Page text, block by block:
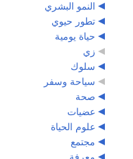
النمو البشري
تطور حيوي
حياة يومية
زي
سلوك
سياحة وسفر
صحة
عضيات
علوم الحياة
مجتمع